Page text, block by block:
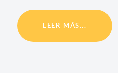
LEER MÁS...